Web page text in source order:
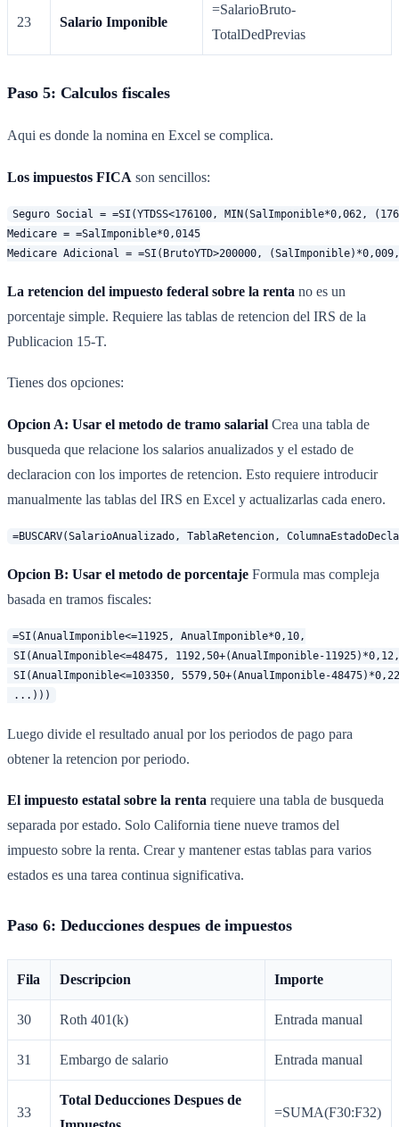
23 Salario Imponible
=SalarioBruto-
TotalDedPrevias
Paso 5: Calculos fiscales
Aqui es donde la nomina en Excel se complica.
Los impuestos FICA son sencillos:
Seguro Social = =SI(YTDSS<176100, MIN(SalImponible*0,062,
Medicare = =SalImponible*0,0145
La retencion del impuesto federal sobre la renta no es un
porcentaje simple. Requiere las tablas de retencion del IRS de la
Publicacion 15-T.
Tienes dos opciones:
Opcion A: Usar el metodo de tramo salarial Crea una tabla de
busqueda que relacione los salarios anualizados y el estado de
declaracion con los importes de retencion. Esto requiere introducir
manualmente las tablas del IRS en Excel y actualizarlas cada enero.
Opcion B: Usar el metodo de porcentaje Formula mas compleja
basada en tramos fiscales:
=SI(AnualImponible<=11925, AnualImponible*0,10,
SI(AnualImponible<=48475, 1192,50+(AnualImponible-11925)*0,12,
SI(AnualImponible<=103350, 5579,50+(AnualImponible-
Luego divide el resultado anual por los periodos de pago para
obtener la retencion por periodo.
El impuesto estatal sobre la renta requiere una tabla de busqueda
separada por estado. Solo California tiene nueve tramos del
impuesto sobre la renta. Crear y mantener estas tablas para varios
estados es una tarea continua significativa.
Paso 6: Deducciones despues de impuestos
Fila Descripcion Importe
30 Roth 401(k) Entrada manual
31 Embargo de salario Entrada manual
33
Total Deducciones Despues de
=SUMA(F30:F32)